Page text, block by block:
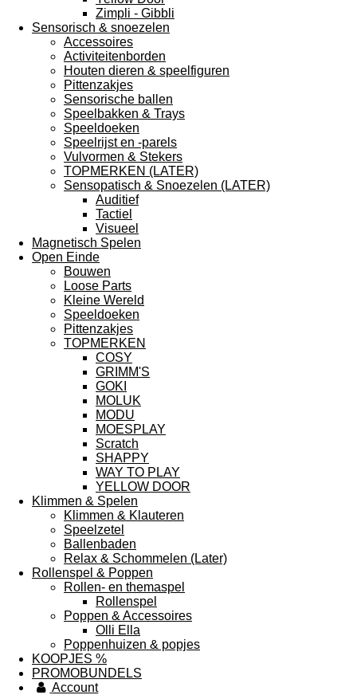
Zimpli - Gibbli
Sensorisch & snoezelen
Accessoires
Activiteitenborden
Houten dieren & speelfiguren
Pittenzakjes
Sensorische ballen
Speelbakken & Trays
Speeldoeken
Speelrijst en -parels
Vulvormen & Stekers
TOPMERKEN (LATER)
Sensopatisch & Snoezelen (LATER)
Auditief
Tactiel
Visueel
Magnetisch Spelen
Open Einde
Bouwen
Loose Parts
Kleine Wereld
Speeldoeken
Pittenzakjes
TOPMERKEN
COSY
GRIMM'S
GOKI
MOLUK
MODU
MOESPLAY
Scratch
SHAPPY
WAY TO PLAY
YELLOW DOOR
Klimmen & Spelen
Klimmen & Klauteren
Speelzetel
Ballenbaden
Relax & Schommelen (Later)
Rollenspel & Poppen
Rollen- en themaspel
Rollenspel
Poppen & Accessoires
Olli Ella
Poppenhuizen & popjes
KOOPJES %
PROMOBUNDELS
Account